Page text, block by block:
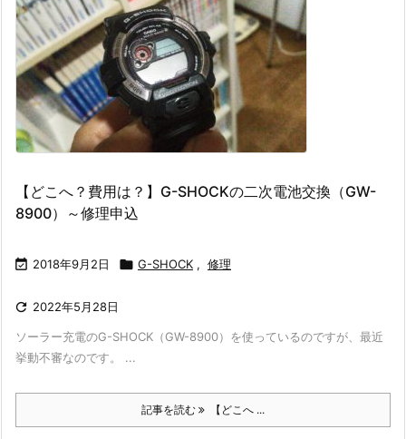
【どこへ？費用は？】G-SHOCKの二次電池交換（GW-
8900）～修理申込
 2018年9月2日  G-SHOCK , 修理
 2022年5月28日
ソーラー充電のG-SHOCK（GW-8900）を使っているのですが、最近
挙動不審なのです。 ...
記事を読む 【どこへ ...